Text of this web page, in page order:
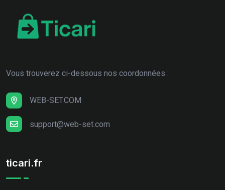
Vous trouverez ci-dessous nos coordonnées :
WEB-SET.COM
support@web-set.com
ticari.fr